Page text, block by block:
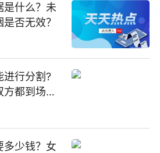
是什么？未
否无效？
进行分割?
方都到场
多少钱？女